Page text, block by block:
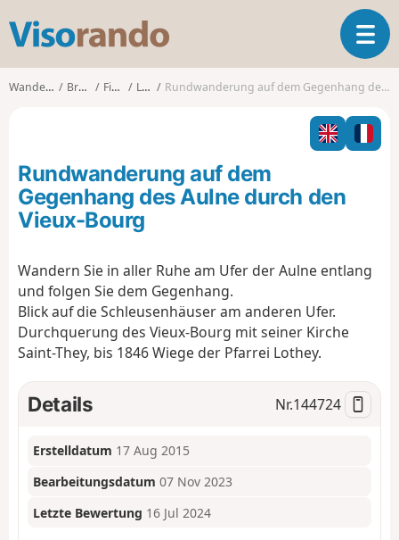
s
o
o
T
o
l
n
t
Wanderungen Bretagne Finistère Lothey Rundwanderung auf dem Gegenhang des Aulne durch den Vieux-Bourg
Rundwanderung auf dem
Gegenhang des Aulne durch den
Vieux-Bourg
Wandern Sie in aller Ruhe am Ufer der Aulne entlang
und folgen Sie dem Gegenhang.
Blick auf die Schleusenhäuser am anderen Ufer.
Durchquerung des Vieux-Bourg mit seiner Kirche
Saint-They, bis 1846 Wiege der Pfarrei Lothey.
Details Nr.144724
Erstelldatum 17 Aug 2015
Bearbeitungsdatum 07 Nov 2023
Letzte Bewertung 16 Jul 2024